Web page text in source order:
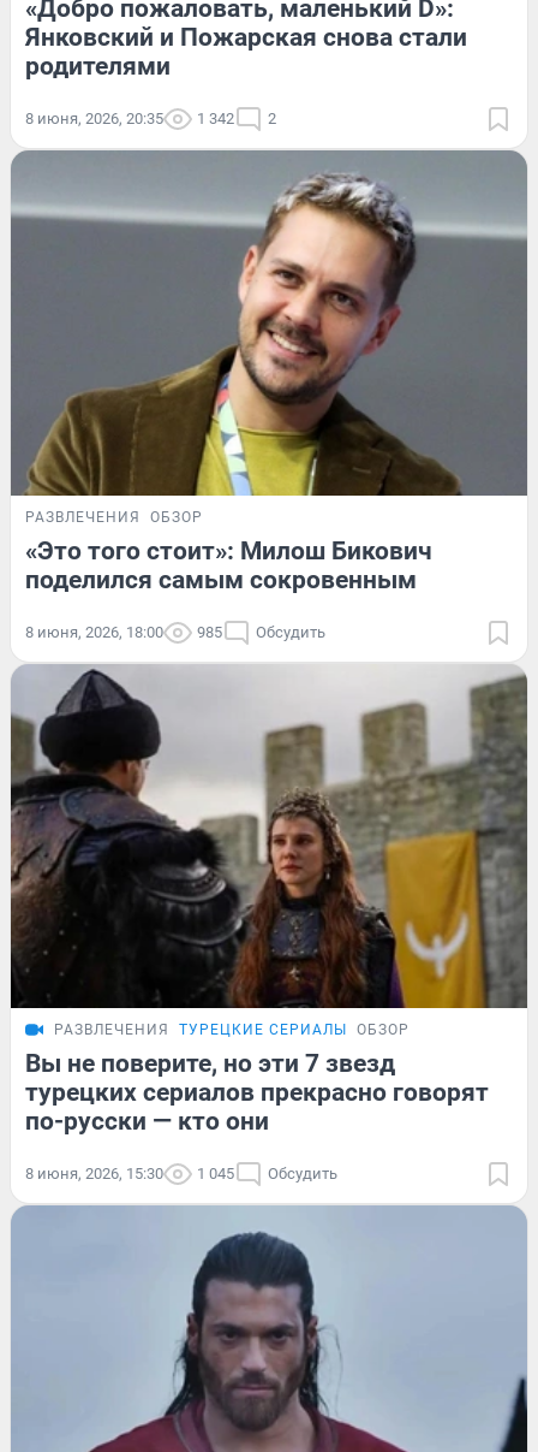
«Добро пожаловать, маленький D»:
Янковский и Пожарская снова стали
родителями
8 июня, 2026, 20:35 1 342 2
РАЗВЛЕЧЕНИЯ ОБЗОР
«Это того стоит»: Милош Бикович
поделился самым сокровенным
8 июня, 2026, 18:00 985 Обсудить
РАЗВЛЕЧЕНИЯ ТУРЕЦКИЕ СЕРИАЛЫ ОБЗОР
Вы не поверите, но эти 7 звезд
турецких сериалов прекрасно говорят
по-русски — кто они
8 июня, 2026, 15:30 1 045 Обсудить